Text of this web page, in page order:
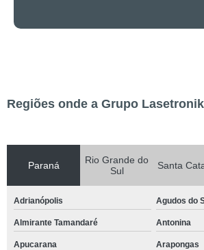
Regiões onde a Grupo
Paraná
Rio Grande do
Sul
Santa
Adrianópolis Agudos do
Almirante Tamandaré Antonina
Apucarana Arapongas